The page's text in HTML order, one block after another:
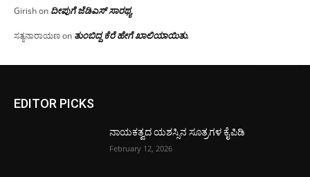
Girishon ದೀಪುಗೆ ಜೆಡಿಎಸ್ ಸಾರಥ್ಯ
ಸತ್ಯನಾರಾಯಣon ತುಂಬಿದ್ದ ಕೆರೆ ಹೇಗೆ ಖಾಲಿಯಾಯಿತು.
EDITOR PICKS
ನಾಯಕತ್ವದ ಯಶಸ್ಸಿನ ಸೂತ್ರಗಳ ಕೈಪಿಡಿ
February 12, 2026